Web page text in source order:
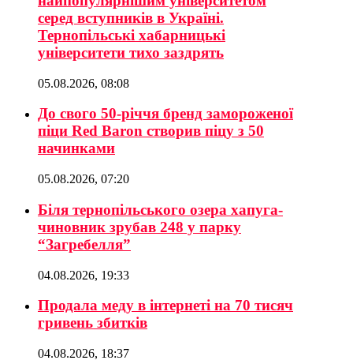
серед вступників в Україні.
Тернопільські хабарницькі
університети тихо заздрять
05.08.2026, 08:08
До свого 50-річчя бренд замороженої
піци Red Baron створив піцу з 50
начинками
05.08.2026, 07:20
Біля тернопільського озера хапуга-
чиновник зрубав 248 у парку
“Загребелля”
04.08.2026, 19:33
Продала меду в інтернеті на 70 тисяч
гривень збитків
04.08.2026, 18:37